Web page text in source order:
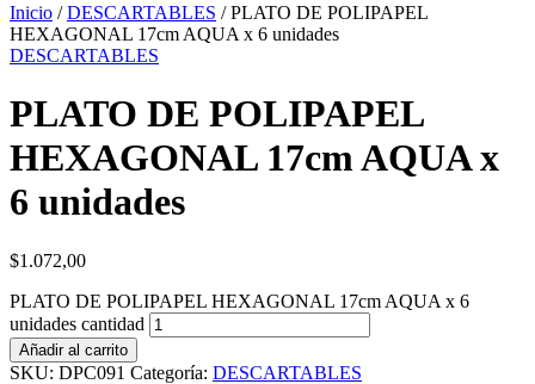
Inicio /DESCARTABLES / PLATO DE POLIPAPEL
HEXAGONAL 17cm AQUA x 6 unidades
DESCARTABLES
PLATO DE POLIPAPEL
HEXAGONAL 17cm AQUA x
6 unidades
$1.072,00
PLATO DE POLIPAPEL HEXAGONAL 17cm AQUA x 6
unidades cantidad
Añadir al carrito
SKU: DPC091 Categoría: DESCARTABLES